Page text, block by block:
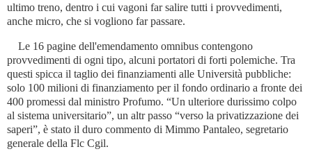
ultimo treno, dentro i cui vagoni far salire tutti i provvedimenti,
anche micro, che si vogliono far passare.
Le 16 pagine dell'emendamento omnibus contengono
provvedimenti di ogni tipo, alcuni portatori di forti polemiche. Tra
questi spicca il taglio dei finanziamenti alle Università pubbliche:
solo 100 milioni di finanziamento per il fondo ordinario a fronte dei
400 promessi dal ministro Profumo. “Un ulteriore durissimo colpo
al sistema universitario”, un altr passo “verso la privatizzazione dei
saperi”, è stato il duro commento di Mimmo Pantaleo, segretario
generale della Flc Cgil.